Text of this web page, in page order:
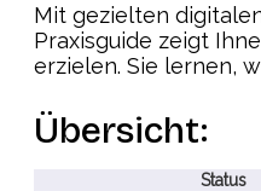
Mit gezielten
Praxisguide zeigt
erzielen. Sie lernen,
Übersicht:
Status